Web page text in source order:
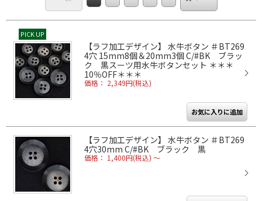
PICK UP
【ラフ加工デザイン】 水牛ボタン ＃BT269
4穴 15mm8個＆20mm3個 C/#BK ブラッ
ク 黒スーツ用水牛ボタンセット ＊＊＊
10％OFF＊＊＊
価格： 2,349円(税込)
【ラフ加工デザイン】 水牛ボタン ＃BT269
4穴30mm C/#BK ブラック 黒
価格： 1,400円(税込) ～